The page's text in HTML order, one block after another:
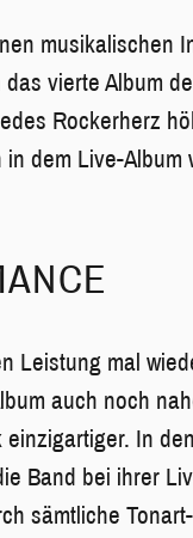
musikalischen
vierte Album
Rockerherz
dem Live-Album
Leistung mal
auch noch
einzigartiger. In
Band bei ihrer
sämtliche